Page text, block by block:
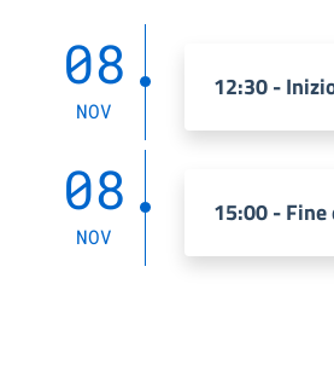
08
NOV
12:30 -
08
NOV
15:00 - Fine